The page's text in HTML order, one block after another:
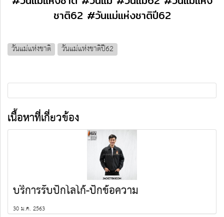
ชาติ62 #วันแม่แห่งชาติปี62
วันแม่แห่งชาติ วันแม่แห่งชาติปี62
เนื้อหาที่เกี่ยวข้อง
บริการรับปักโลโก้-ปักข้อความ
30 ม.ค. 2563